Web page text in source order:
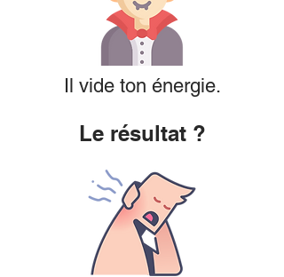
Il vide ton énergie.
Le résultat ?